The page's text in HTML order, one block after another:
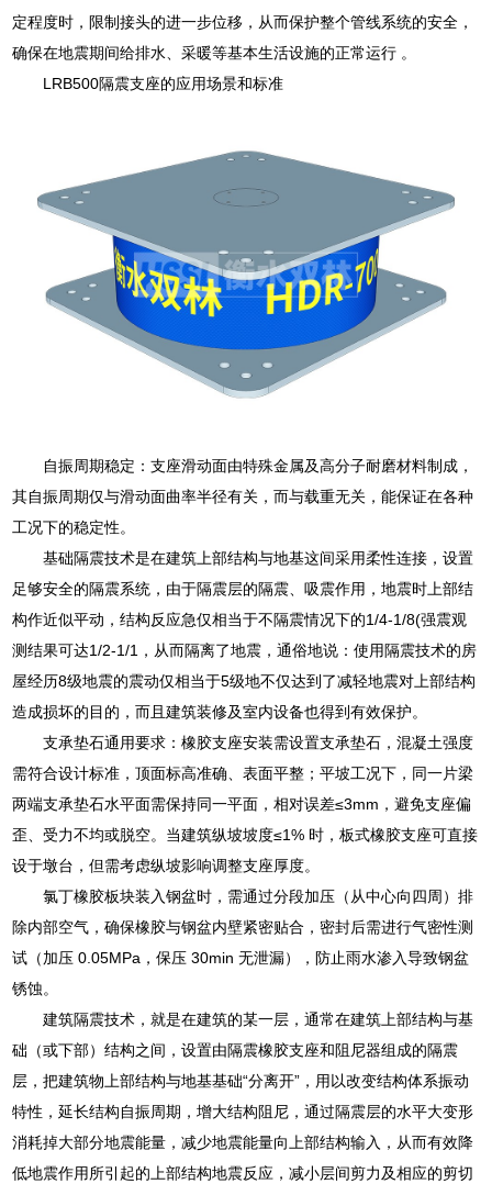
定程度时，限制接头的进一步位移，从而保护整个管线系统的安全，
确保在地震期间给排水、采暖等基本生活设施的正常运行 。
LRB500隔震支座的应用场景和标准
自振周期稳定：支座滑动面由特殊金属及高分子耐磨材料制成，
其自振周期仅与滑动面曲率半径有关，而与载重无关，能保证在各种
工况下的稳定性。
基础隔震技术是在建筑上部结构与地基这间采用柔性连接，设置
足够安全的隔震系统，由于隔震层的隔震、吸震作用，地震时上部结
构作近似平动，结构反应急仅相当于不隔震情况下的1/4-1/8(强震观
测结果可达1/2-1/1，从而隔离了地震，通俗地说：使用隔震技术的房
屋经历8级地震的震动仅相当于5级地不仅达到了减轻地震对上部结构
造成损坏的目的，而且建筑装修及室内设备也得到有效保护。
支承垫石通用要求：橡胶支座安装需设置支承垫石，混凝土强度
需符合设计标准，顶面标高准确、表面平整；平坡工况下，同一片梁
两端支承垫石水平面需保持同一平面，相对误差≤3mm，避免支座偏
歪、受力不均或脱空。当建筑纵坡坡度≤1% 时，板式橡胶支座可直接
设于墩台，但需考虑纵坡影响调整支座厚度。
氯丁橡胶板块装入钢盆时，需通过分段加压（从中心向四周）排
除内部空气，确保橡胶与钢盆内壁紧密贴合，密封后需进行气密性测
试（加压 0.05MPa，保压 30min 无泄漏），防止雨水渗入导致钢盆
锈蚀。
建筑隔震技术，就是在建筑的某一层，通常在建筑上部结构与基
础（或下部）结构之间，设置由隔震橡胶支座和阻尼器组成的隔震
层，把建筑物上部结构与地基基础“分离开”，用以改变结构体系振动
特性，延长结构自振周期，增大结构阻尼，通过隔震层的水平大变形
消耗掉大部分地震能量，减少地震能量向上部结构输入，从而有效降
低地震作用所引起的上部结构地震反应，减小层间剪力及相应的剪切